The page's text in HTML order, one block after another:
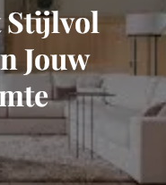
Stijlvol
Jouw